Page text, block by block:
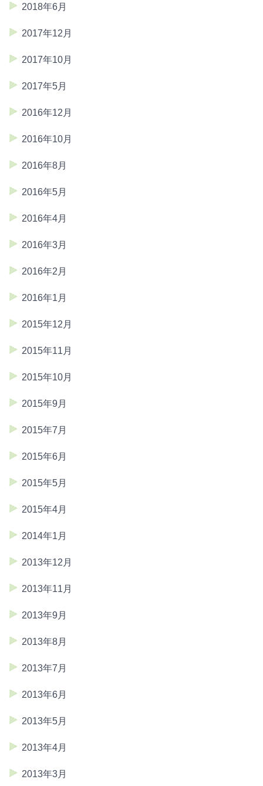
2018年6月
2017年12月
2017年10月
2017年5月
2016年12月
2016年10月
2016年8月
2016年5月
2016年4月
2016年3月
2016年2月
2016年1月
2015年12月
2015年11月
2015年10月
2015年9月
2015年7月
2015年6月
2015年5月
2015年4月
2014年1月
2013年12月
2013年11月
2013年9月
2013年8月
2013年7月
2013年6月
2013年5月
2013年4月
2013年3月